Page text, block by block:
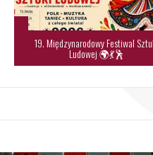
19. Międzynarodowy Festiwal
Ludowej 🌍💃🕺